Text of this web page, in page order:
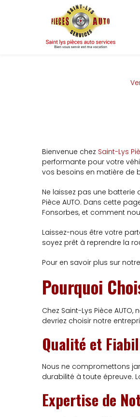
Bienvenue chez Saint-Lys
performante pour votre
vos besoins en matière de
Ne laissez pas une batterie
Pièce AUTO. Dans cette
Fonsorbes, et comment
Laissez-nous être votre
soyez prêt à reprendre la
Pour en savoir plus sur
Pourquoi
Chez Saint-Lys Pièce
devriez choisir notre
Qualité et
Nous ne compromettons
durabilité à toute épreuve.
Expertise de
Panneau de gestion des cookies